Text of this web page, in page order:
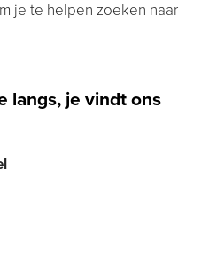
je te helpen zoeken naar
langs, je vindt ons